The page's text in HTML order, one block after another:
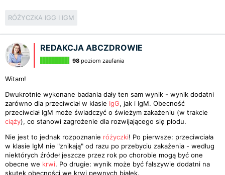
RÓŻYCZKA IGG I IGM
REDAKCJA ABCZDROWIE
98 poziom zaufania
Witam!
Dwukrotnie wykonane badania dały ten sam wynik - wynik dodatni
zarówno dla przeciwciał w klasie IgG, jak i IgM. Obecność
przeciwciał IgM może świadczyć o świeżym zakażeniu (w trakcie
ciąży), co stanowi zagrożenie dla rozwijającego się płodu.
Nie jest to jednak rozpoznanie różyczki! Po pierwsze: przeciwciała
w klasie IgM nie "znikają" od razu po przebyciu zakażenia - według
niektórych źródeł jeszcze przez rok po chorobie mogą być one
obecne we krwi. Po drugie: wynik może być fałszywie dodatni na
skutek obecności we krwi pewnych białek.